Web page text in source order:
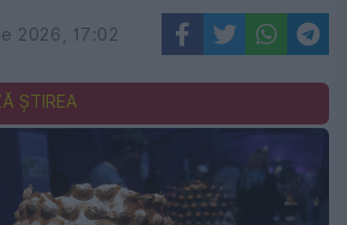
2026, 17:02
ȘTIREA